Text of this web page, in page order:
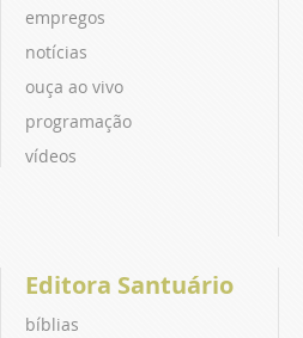
empregos
notícias
ouça ao vivo
programação
vídeos
Editora Santuário
bíblias